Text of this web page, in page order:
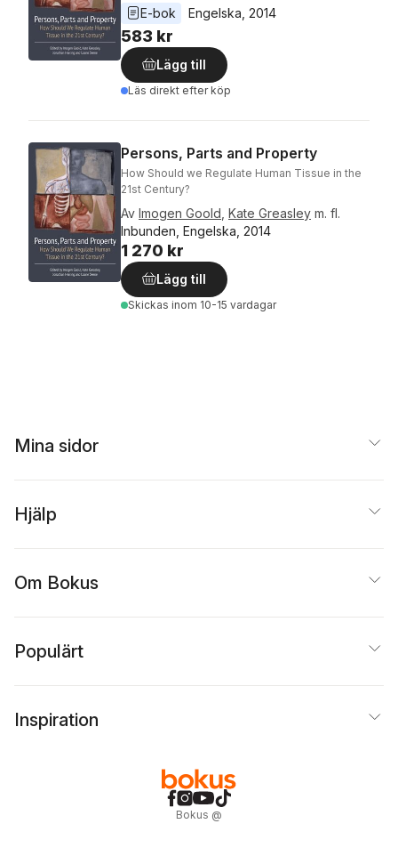
E-bok
Engelska 2014
583 kr
Lägg till
Läs direkt efter köp
Persons, Parts and Property
How Should we Regulate Human Tissue in the
21st Century?
Av Imogen Goold Kate Greasley m. fl.
Inbunden, Engelska, 2014
1 270 kr
Lägg till
Skickas inom 10-15 vardagar
Mina sidor
Hjälp
Om Bokus
Populärt
Inspiration
Bokus @